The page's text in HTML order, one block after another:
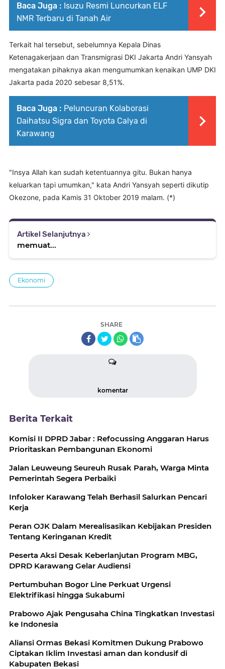
Baca Juga : Isuzu Resmi Luncurkan ELF
NMR Terbaru di Tanah Air
Terkait hal tersebut, sebelumnya Kepala Dinas
Ketenagakerjaan dan Transmigrasi DKI Jakarta Andri Yansyah
mengatakan pihaknya akan mengumumkan kenaikan UMP DKI
Jakarta pada 2020 sebesar 8,51%.
Baca Juga : Peluncuran Kolaborasi
Daihatsu Sigra dan Toyota Calya di
Karawang
"Insya Allah kan sudah ketentuannya gitu. Bukan hanya
keluarkan tapi umumkan," kata Andri Yansyah seperti dikutip
Okezone, pada Kamis 31 Oktober 2019 malam. (*)
Artikel Selanjutnya
memuat...
Ekonomi
SHARE
komentar
Berita Terkait
Komisi II DPRD Jabar : Refocussing Anggaran Harus
Prioritaskan Pembangunan Ekonomi
Jalan Leuweung Seureuh Rusak Parah, Warga Minta
Pemerintah Segera Perbaiki
Infoloker Karawang Telah Berhasil Salurkan Pencari
Kerja
Peran OJK Dalam Merealisasikan Kebijakan Presiden
Tentang Keringanan Kredit
Peserta Aksi Desak Keberlanjutan Program MBG,
DPRD Karawang Gelar Audiensi
Pertumbuhan Bogor Line Perkuat Urgensi
Elektrifikasi hingga Sukabumi
Prabowo Ajak Pengusaha China Tingkatkan Investasi
ke Indonesia
Aliansi Ormas Bekasi Komitmen Dukung Prabowo
Ciptakan Iklim Investasi aman dan kondusif di
Kabupaten Bekasi